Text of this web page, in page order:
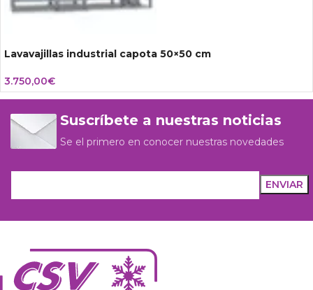
Lavavajillas industrial capota 50×50 cm
3.750,00€
Suscríbete a nuestras noticias
Se el primero en conocer nuestras novedades